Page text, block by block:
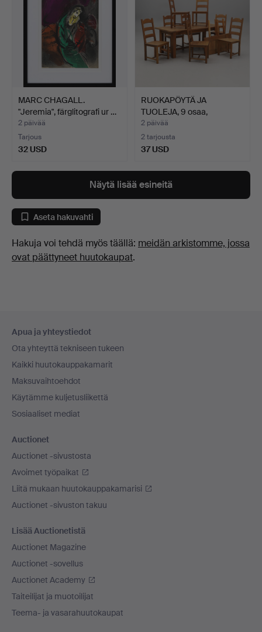
MARC CHAGALL.
"Jeremia", färglitografi ur …
2 päivää
Tarjous
32 USD
RUOKAPÖYTÄ JA
TUOLEJA, 9 osaa,
ranskalaist…
2 päivää
2 tarjousta
37 USD
Näytä lisää esineitä
Aseta hakuvahti
Hakuja voi tehdä myös täällä: meidän arkistomme, jossa
ovat päättyneet huutokaupat.
Apua ja yhteystiedot
Ota yhteyttä tekniseen tukeen
Kaikki huutokauppakamarit
Maksuvaihtoehdot
Käytämme kuljetusliikettä
Sosiaaliset mediat
Auctionet
Auctionet -sivustosta
Avoimet työpaikat
Liitä mukaan huutokauppakamarisi
Auctionet -sivuston takuu
Lisää Auctionetistä
Auctionet Magazine
Auctionet -sovellus
Auctionet Academy
Taiteilijat ja muotoilijat
Teema- ja vasarahuutokaupat